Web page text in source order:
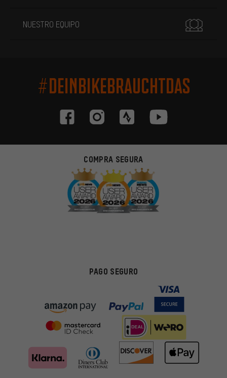
NUESTRO EQUIPO
#DEINBIKEBRAUCHTDAS
COMPRA SEGURA
PAGO SEGURO